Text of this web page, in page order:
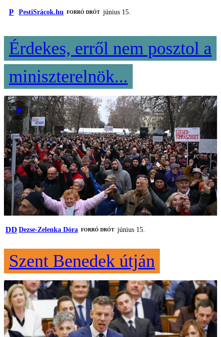
P PestiSrácok.hu FORRÓ DRÓT június 15.
Érdekes, erről nem posztol a
miniszterelnök...
DD Dezse-Zelenka Dóra FORRÓ DRÓT június 15.
Szent Benedek útján